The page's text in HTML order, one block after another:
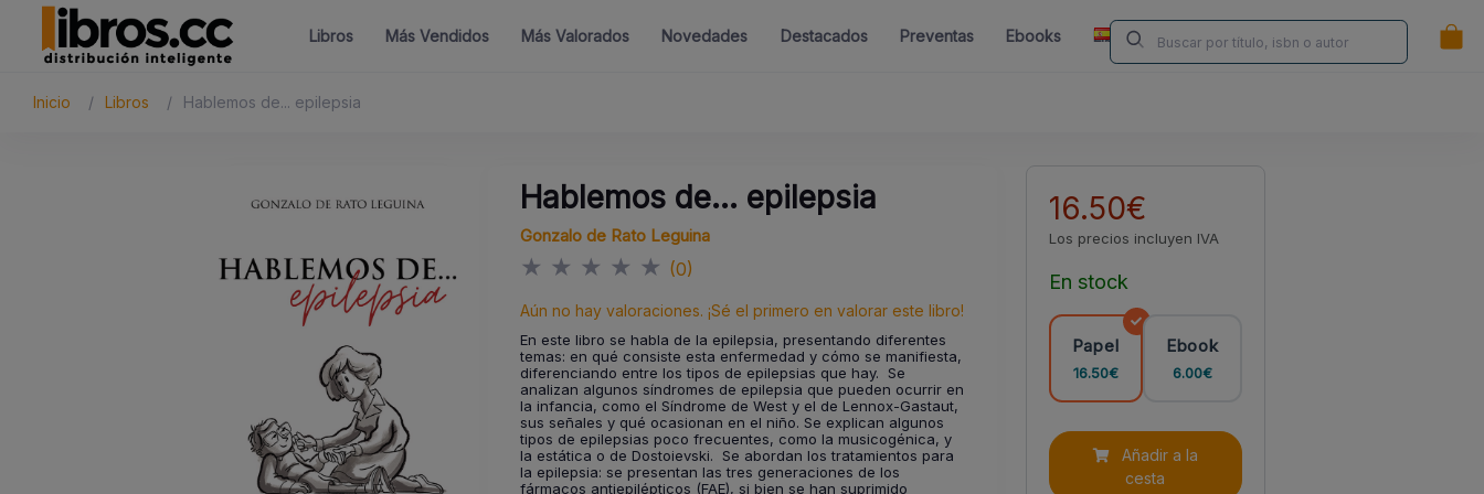
Libros Más Vendidos Más Valorados Novedades Destacados Preventas Ebooks Librerías Contacta ¿Eres Autor/a?
ES
Inicio Libros Hablemos de... epilepsia
Hablemos de... epilepsia
Gonzalo de Rato Leguina
★ ★ ★ ★ ★ (0)
Aún no hay valoraciones. ¡Sé el primero en valorar este libro!
En este libro se habla de la epilepsia, presentando diferentes
temas: en qué consiste esta enfermedad y cómo se manifiesta,
diferenciando entre los tipos de epilepsias que hay. Se
analizan algunos síndromes de epilepsia que pueden ocurrir en
la infancia, como el Síndrome de West y el de Lennox-Gastaut,
sus señales y qué ocasionan en el niño. Se explican algunos
tipos de epilepsias poco frecuentes, como la musicogénica, y
la estática o de Dostoievski. Se abordan los tratamientos para
la epilepsia: se presentan las tres generaciones de los
fármacos antiepilépticos (FAE), si bien se han suprimido
16.50€
Los precios incluyen IVA
En stock
Papel
16.50€
Ebook
6.00€
cesta